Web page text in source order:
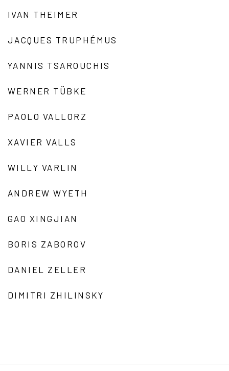
IVAN THEIMER
JACQUES TRUPHÉMUS
YANNIS TSAROUCHIS
WERNER TÜBKE
PAOLO VALLORZ
XAVIER VALLS
WILLY VARLIN
ANDREW WYETH
GAO XINGJIAN
BORIS ZABOROV
DANIEL ZELLER
DIMITRI ZHILINSKY